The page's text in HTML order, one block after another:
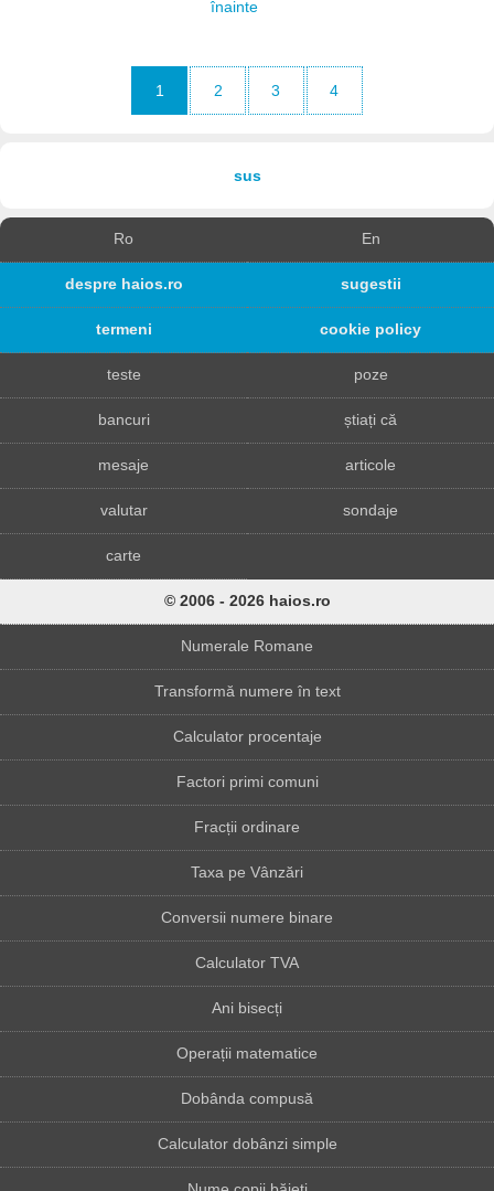
înainte
1 2 3 4
sus
Ro En
despre haios.ro sugestii
termeni cookie policy
teste poze
bancuri știați că
mesaje articole
valutar sondaje
carte
© 2006 - 2026 haios.ro
Numerale Romane
Transformă numere în text
Calculator procentaje
Factori primi comuni
Fracții ordinare
Taxa pe Vânzări
Conversii numere binare
Calculator TVA
Ani bisecți
Operații matematice
Dobânda compusă
Calculator dobânzi simple